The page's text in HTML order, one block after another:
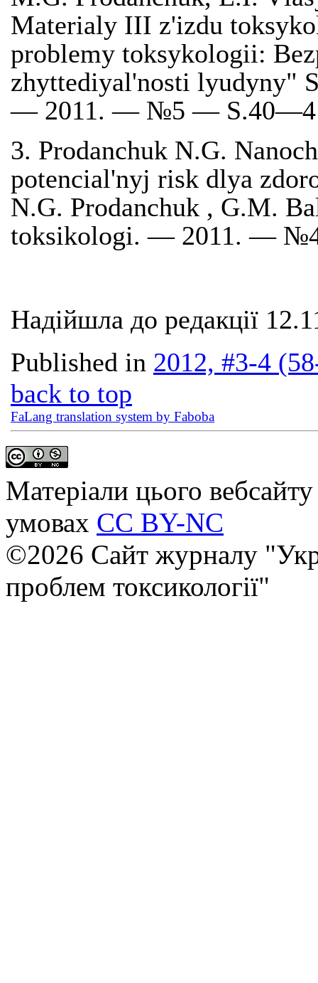
Materialy III z'izdu
problemy toksykologii:
zhyttediyal'nosti lyudyny"
— 2011. — №5 —
3. Prodanchuk N.G.
potencial'nyj risk dlya
N.G. Prodanchuk , G.M.
toksikologi. — 2011. —
Надійшла до редакції
Published in 2012, #3-4
back to top
FaLang translation system by Faboba
Матеріали цього
умовах CC BY-NC
©2026 Сайт журналу
проблем токсикології"